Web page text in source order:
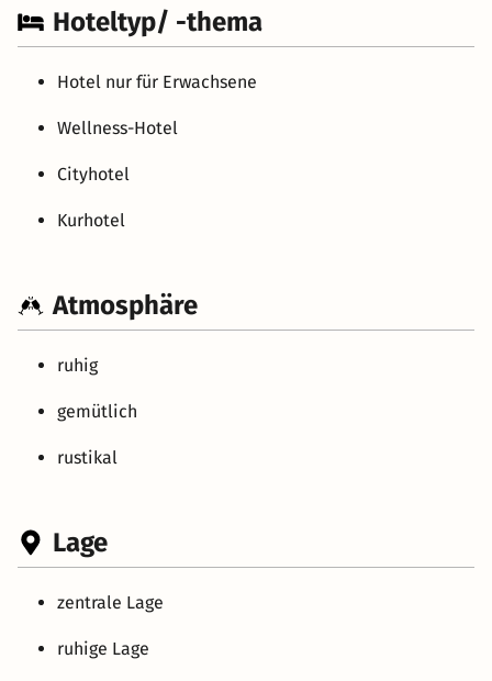
Hoteltyp/ -thema
Hotel nur für Erwachsene
Wellness-Hotel
Cityhotel
Kurhotel
Atmosphäre
ruhig
gemütlich
rustikal
Lage
zentrale Lage
ruhige Lage